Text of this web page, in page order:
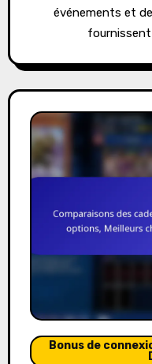
événements et
Bonus de